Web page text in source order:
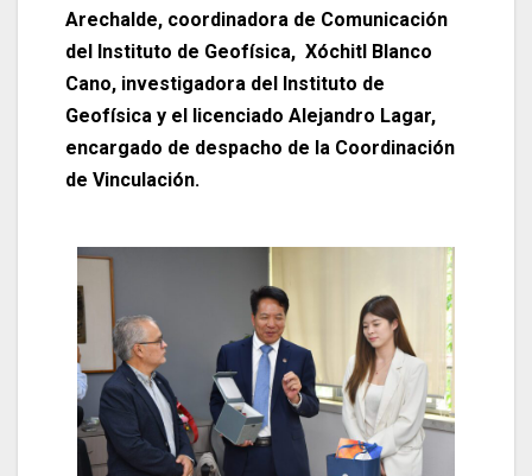
Arechalde, coordinadora de Comunicación
del Instituto de Geofísica, Xóchitl Blanco
Cano, investigadora del Instituto de
Geofísica y el licenciado Alejandro Lagar,
encargado de despacho de la Coordinación
de Vinculación.